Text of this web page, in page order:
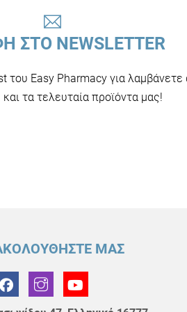
ΣΤΟ NEWSLETTER
του Easy Pharmacy για λαμβάνετε
τα τελευταία προϊόντα μας!
ΜΑΣ